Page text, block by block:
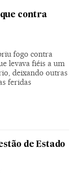
contra
fogo contra
levava fiéis a um
deixando outras
feridas
de Estado